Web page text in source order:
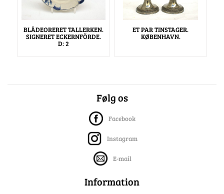
BLÅDEORERET TALLERKEN.
SIGNERET ECKERNFÖRDE.
D: 2
ET PAR TINSTAGER.
KØBENHAVN.
Følg os
Facebook
Instagram
E-mail
Information